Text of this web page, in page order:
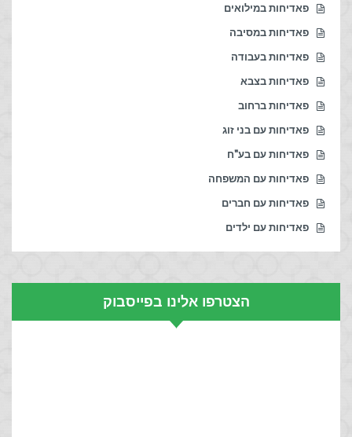
פאדיחות במילואים
פאדיחות במסיבה
פאדיחות בעבודה
פאדיחות בצבא
פאדיחות ברחוב
פאדיחות עם בני זוג
פאדיחות עם בע"ח
פאדיחות עם המשפחה
פאדיחות עם חברים
פאדיחות עם ילדים
הצטרפו אלינו בפייסבוק